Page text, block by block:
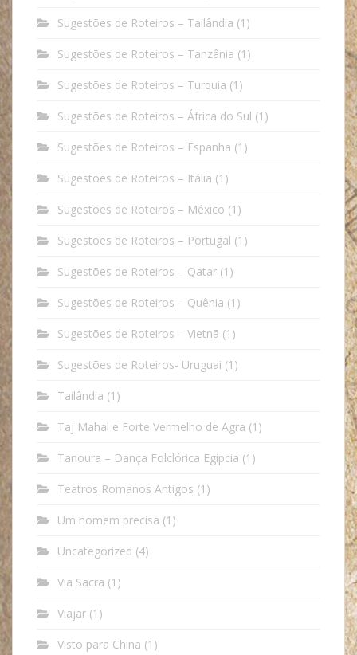
Sugestões de Roteiros – Tailândia (1)
Sugestões de Roteiros – Tanzânia (1)
Sugestões de Roteiros – Turquia (1)
Sugestões de Roteiros – África do Sul (1)
Sugestões de Roteiros – Espanha (1)
Sugestões de Roteiros – Itália (1)
Sugestões de Roteiros – México (1)
Sugestões de Roteiros – Portugal (1)
Sugestões de Roteiros – Qatar (1)
Sugestões de Roteiros – Quênia (1)
Sugestões de Roteiros – Vietnã (1)
Sugestões de Roteiros- Uruguai (1)
Tailândia (1)
Taj Mahal e Forte Vermelho de Agra (1)
Tanoura – Dança Folclórica Egipcia (1)
Teatros Romanos Antigos (1)
Um homem precisa (1)
Uncategorized (4)
Via Sacra (1)
Viajar (1)
Visto para China (1)